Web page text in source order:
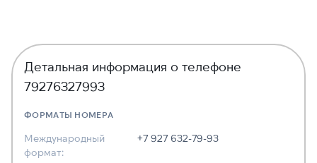
Детальная информация о телефоне
79276327993
ФОРМАТЫ НОМЕРА
Международный
формат:
+7 927 632-79-93